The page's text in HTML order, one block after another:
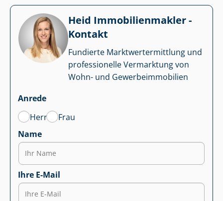
Heid Im­mo­bi­li­en­mak­ler -
Kontakt
Fundierte Markt­wert­ermitt­lung und
professionelle Vermarktung von
Wohn- und Ge­wer­be­im­mo­bi­li­en
Anrede
Herr
Frau
Name
Ihre E-Mail